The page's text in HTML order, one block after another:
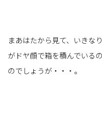
まあはたから見て、いきな
がドヤ顔で箱を積んでいる
のでしょうが・・・。